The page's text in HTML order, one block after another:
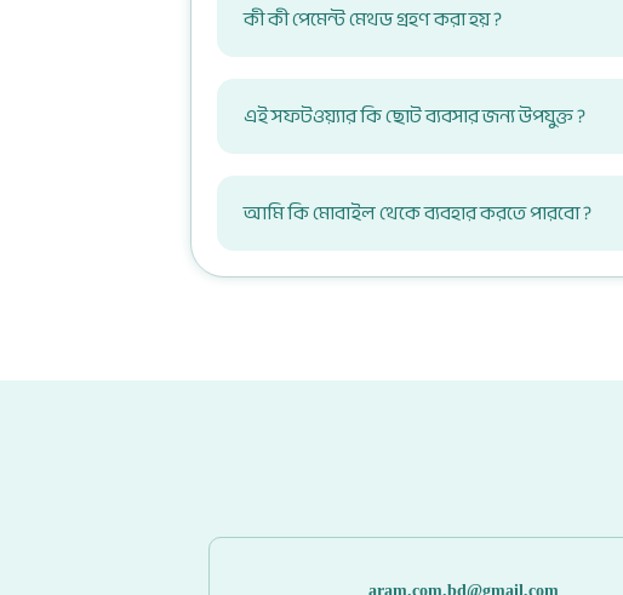
কী কী পেমেন্ট মেথড গ্রহণ করা হয় ?
এই সফটওয়্যার কি ছোট ব্যবসার জন্য উপযুক্ত ?
আমি কি মোবাইল থেকে ব্যবহার করতে পারবো ?
aram.com.bd@gmail,com